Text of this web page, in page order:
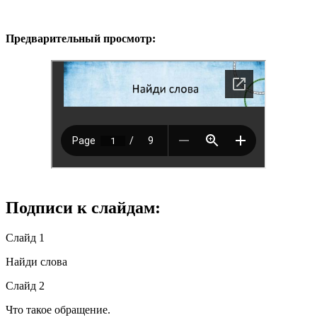
Предварительный просмотр:
Подписи к слайдам:
Слайд 1
Найди слова
Слайд 2
Что такое обращение.